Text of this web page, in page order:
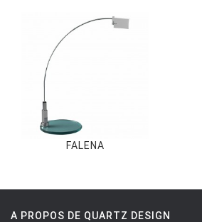
FALENA
A PROPOS DE QUARTZ DESIGN